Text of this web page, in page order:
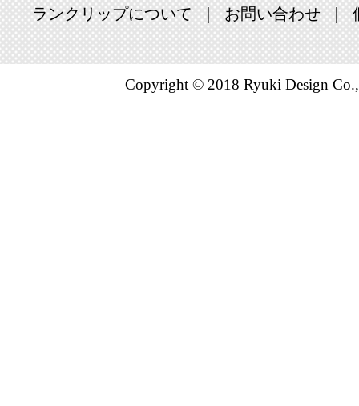
ランクリップについて お問い合わせ
Copyright © 2018 Ryuki Design